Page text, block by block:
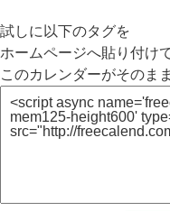
試しに以下のタグを
ホームページへ貼り付け
このカレンダーがそのま